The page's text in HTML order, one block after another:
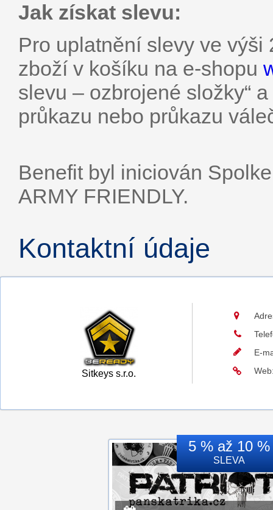
Jak získat slevu:
Pro uplatnění slevy ve
zboží v košíku na e-shopu
slevu – ozbrojené složky“
průkazu nebo průkazu
Benefit byl iniciován
ARMY FRIENDLY.
Kontaktní údaje
Sitkeys s.r.o.
E-
5 % až 10 %
SLEVA